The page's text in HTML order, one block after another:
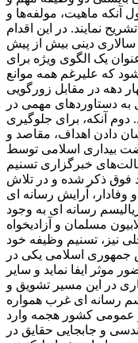
آنکه ماهیت، مولفه‌ها و
نمایند. در این اقدام
سالاری دینی بیش از پیش
یک الگوی ویژه برای
که علیرغم همه موانع
دهه در مقابل زورگویی
دستاوردهای مهمی در
آنکه، برای جلوگیری
دادن اهداف، مقاصد و
بیداری اسلامی توسط
خبرگزاری تسنیم
فوق ذکر شده و در تلاش
وفادار، آرایش رسانه ای
رسانه ای به وجود
مسلمان و آزادیخواه
نیز، تسنیم وظیفه خود
جمهوری اسلامی یکی در
ایفا نماید و سایر
در این مسیر تشویق و
رسانه ای غرب همواره
عمومی کشور هجمه وارد
و جابجایی حقایق در